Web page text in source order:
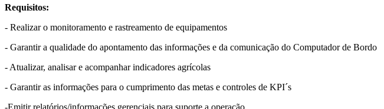
Requisitos:
- Realizar o monitoramento e rastreamento de equipamentos
- Garantir a qualidade do apontamento das informações e da comunicação do Computador de Bordo
- Atualizar, analisar e acompanhar indicadores agrícolas
- Garantir as informações para o cumprimento das metas e controles de KPI´s
-Emitir relatórios/informações gerenciais para suporte a operação